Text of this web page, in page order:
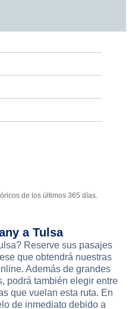
de los últimos 365 días.
a Tulsa
Reserve sus pasajes
que obtendrá nuestras
Además de grandes
podrá también elegir entre
que vuelan esta ruta. En
de inmediato debido a